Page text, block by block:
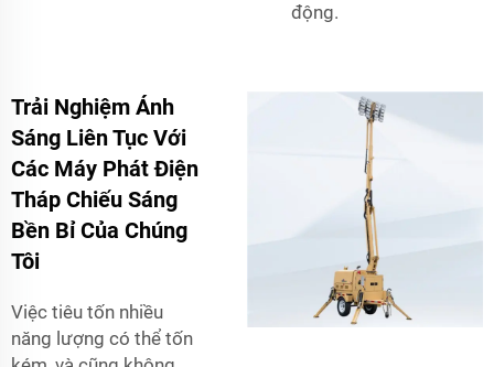
động.
Trải Nghiệm Ánh
Sáng Liên Tục Với
Các Máy Phát Điện
Tháp Chiếu Sáng
Bền Bỉ Của Chúng
Tôi
Việc tiêu tốn nhiều
năng lượng có thể tốn